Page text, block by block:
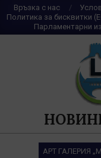
Skip
to
content
Връзка с нас
Политика за бисквитки
Парламентарни
АРТ ГАЛЕРИЯ